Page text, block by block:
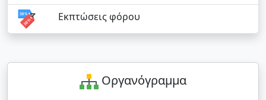
Εκπτώσεις φόρου
Οργανόγραμμα